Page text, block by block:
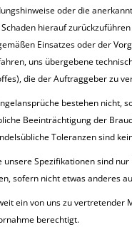
oder die
hierauf
Einsatzes oder der
uns übergebene
die der Auftraggeber zu
bestehen nicht,
Beeinträchtigung der
Toleranzen sind
unsere Spezifikationen sind
sofern nicht etwas anderes
ein von uns zu vertretender
berechtigt.